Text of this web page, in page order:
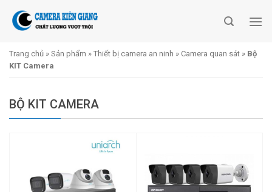
Trang chủ » Sản phẩm » Thiết bị camera an ninh » Camera quan sát » Bộ
KIT Camera
BỘ KIT CAMERA